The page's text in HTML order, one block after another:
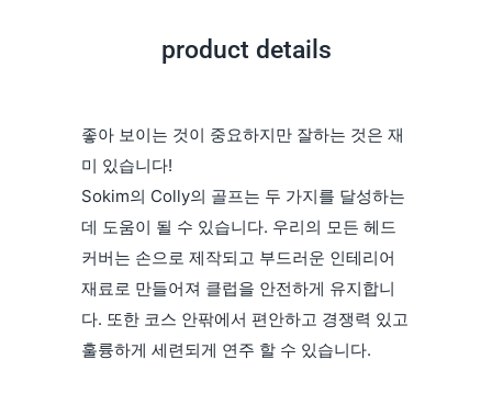
product details
좋아 보이는 것이 중요하지만 잘하는 것은 재
미 있습니다!
Sokim의 Colly의 골프는 두 가지를 달성하는
데 도움이 될 수 있습니다. 우리의 모든 헤드
커버는 손으로 제작되고 부드러운 인테리어
재료로 만들어져 클럽을 안전하게 유지합니
다. 또한 코스 안팎에서 편안하고 경쟁력 있고
훌륭하게 세련되게 연주 할 수 있습니다.